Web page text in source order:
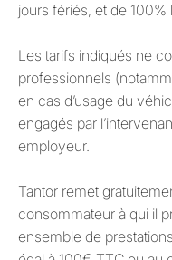
jours fériés, et de 100%
Les tarifs indiqués ne
professionnels
en cas d’usage du
engagés par
employeur.
Tantor remet
consommateur à qui il
ensemble de